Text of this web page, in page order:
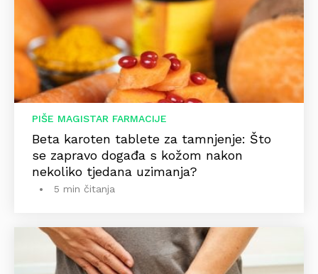
PIŠE MAGISTAR FARMACIJE
Beta karoten tablete za tamnjenje: Što
se zapravo događa s kožom nakon
nekoliko tjedana uzimanja?
5 min čitanja